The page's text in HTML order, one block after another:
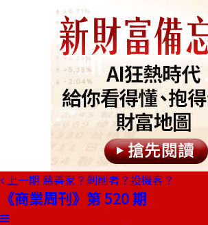
上一期 慈善家？剝削者？投機客？
《商業周刊》第 520 期